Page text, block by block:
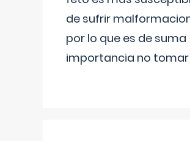
de sufrir
por lo que es de suma
importancia no tomar